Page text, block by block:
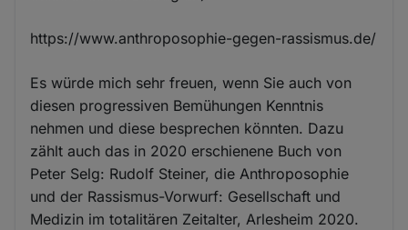
https://www.anthroposophie-gegen-rassismus.de/
Es würde mich sehr freuen, wenn Sie auch von
diesen progressiven Bemühungen Kenntnis
nehmen und diese besprechen könnten. Dazu
zählt auch das in 2020 erschienene Buch von
Peter Selg: Rudolf Steiner, die Anthroposophie
und der Rassismus-Vorwurf: Gesellschaft und
Medizin im totalitären Zeitalter, Arlesheim 2020.